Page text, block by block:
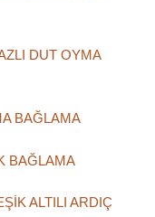
DUT OYMA
BAĞLAMA
BAĞLAMA
ALTILI ARDIÇ